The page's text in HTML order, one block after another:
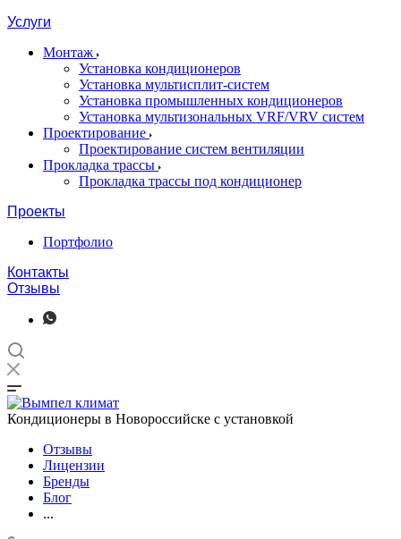
Услуги
Монтаж
Установка кондиционеров
Установка мультисплит-систем
Установка промышленных кондиционеров
Установка мультизональных VRF/VRV систем
Проектирование
Проектирование систем вентиляции
Прокладка трассы
Прокладка трассы под кондиционер
Проекты
Портфолио
Контакты
Отзывы
Кондиционеры в Новороссийске с установкой
Отзывы
Лицензии
Бренды
Блог
...